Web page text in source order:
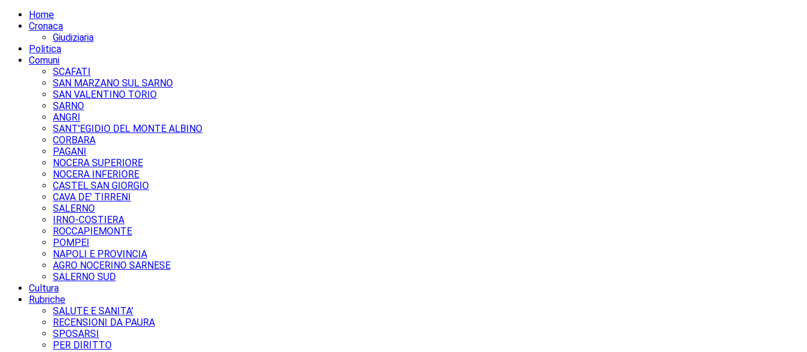
Home
Cronaca
Giudiziaria
Politica
Comuni
SCAFATI
SAN MARZANO SUL SARNO
SAN VALENTINO TORIO
SARNO
ANGRI
SANT'EGIDIO DEL MONTE ALBINO
CORBARA
PAGANI
NOCERA SUPERIORE
NOCERA INFERIORE
CASTEL SAN GIORGIO
CAVA DE' TIRRENI
SALERNO
IRNO-COSTIERA
ROCCAPIEMONTE
POMPEI
NAPOLI E PROVINCIA
AGRO NOCERINO SARNESE
SALERNO SUD
Cultura
Rubriche
SALUTE E SANITA'
RECENSIONI DA PAURA
SPOSARSI
PER DIRITTO